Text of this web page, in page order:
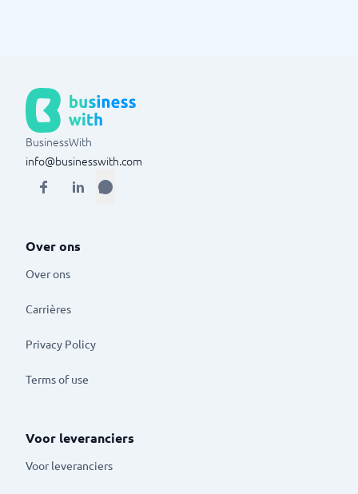
BusinessWith
info@businesswith.com
Over ons
Over ons
Carrières
Privacy Policy
Terms of use
Voor leveranciers
Voor leveranciers